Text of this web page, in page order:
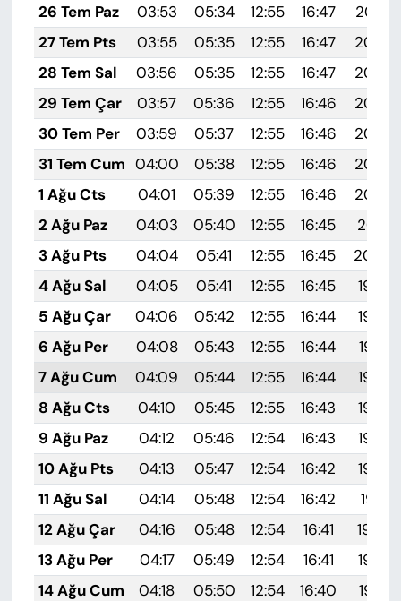
26 Tem Paz
03:53 05:34 12:55 16:47
20:07
27 Tem Pts
03:55 05:35 12:55 16:47
20:06
28 Tem Sal
03:56 05:35 12:55 16:47
20:05
29 Tem Çar
03:57 05:36 12:55 16:46
20:05
30 Tem Per
03:59 05:37 12:55 16:46
20:04
31 Tem Cum 04:00 05:38 12:55 16:46
20:03
1 Ağu Cts
04:01 05:39 12:55 16:46
20:02
2 Ağu Paz
04:03 05:40 12:55 16:45
20:01
3 Ağu Pts
04:04 05:41 12:55 16:45
20:00
4 Ağu Sal
04:05 05:41 12:55 16:45
19:59
5 Ağu Çar
04:06 05:42 12:55 16:44
19:58
6 Ağu Per
04:08 05:43 12:55 16:44
19:57
7 Ağu Cum
04:09 05:44 12:55 16:44
19:55
8 Ağu Cts
04:10 05:45 12:55 16:43
19:54
9 Ağu Paz
04:12 05:46 12:54 16:43
19:53
10 Ağu Pts
04:13 05:47 12:54 16:42
19:52
11 Ağu Sal
04:14 05:48 12:54 16:42
19:51
12 Ağu Çar
04:16 05:48 12:54 16:41
19:50
13 Ağu Per
04:17 05:49 12:54 16:41
19:48
14 Ağu Cum
04:18 05:50 12:54 16:40
19:47